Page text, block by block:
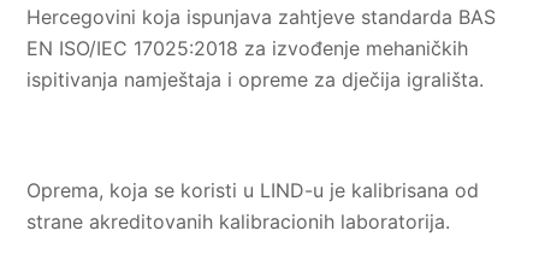
Hercegovini koja ispunjava zahtjeve standarda BAS
EN ISO/IEC 17025:2018 za izvođenje mehaničkih
ispitivanja namještaja i opreme za dječija igrališta.
Oprema, koja se koristi u LIND-u je kalibrisana od
strane akreditovanih kalibracionih laboratorija.